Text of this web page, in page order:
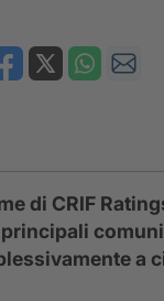
di CRIF
principali
a